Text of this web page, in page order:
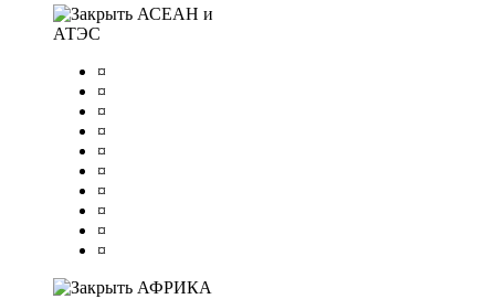
АСЕАН и
АТЭС
¤
¤
¤
¤
¤
¤
¤
¤
¤
¤
АФРИКА